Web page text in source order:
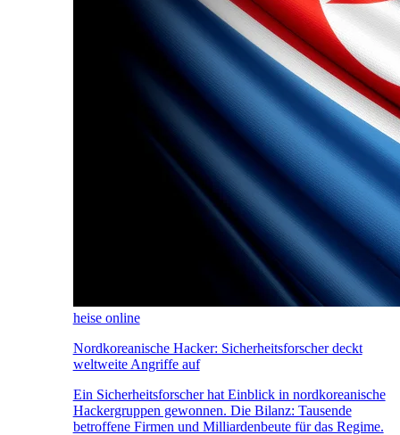
heise online
Nordkoreanische Hacker: Sicherheitsforscher deckt
weltweite Angriffe auf
Ein Sicherheitsforscher hat Einblick in nordkoreanische
Hackergruppen gewonnen. Die Bilanz: Tausende
betroffene Firmen und Milliardenbeute für das Regime.